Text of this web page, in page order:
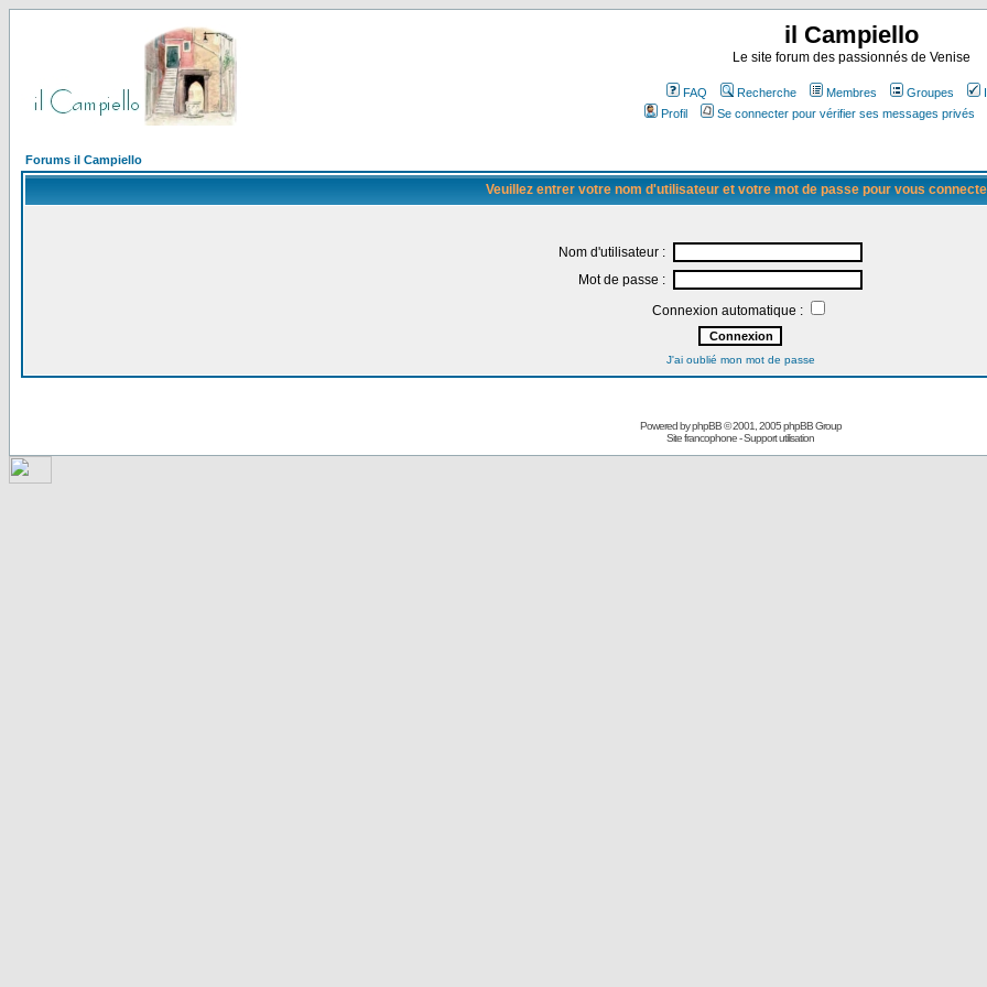
il Campiello
Le site forum des passionnés de Venise
FAQ Recherche Membres Groupes
Profil
Se connecter pour vérifier ses messages privés
Forums il Campiello
Veuillez entrer votre nom d'utilisateur et votre mot de passe pour vous
Nom d'utilisateur :
Mot de passe :
Connexion automatique :
J'ai oublié mon mot de passe
Powered byphpBB© 2001, 2005 phpBB Group
Site francophone-Support utilisation